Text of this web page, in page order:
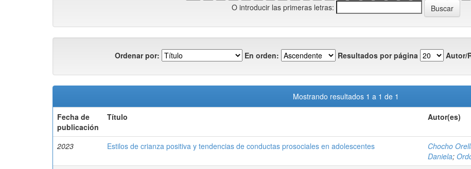
O introducir las primeras letras:
Ordenar por: En orden: Resultados por página Autor/
Mostrando resultados 1 a 1 de 1
Fecha de
publicación
Título Autor(es)
2023 Estilos de crianza positiva y tendencias de conductas prosociales en adolescentes Chocho
Daniela;